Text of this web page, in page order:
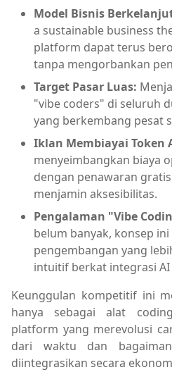
Model Bisnis
a sustainable business
platform dapat terus
tanpa mengorbankan
Target Pasar Luas:
"vibe coders" di seluruh
yang berkembang pesat
Iklan Membiayai Token
menyeimbangkan biaya
dengan penawaran
menjamin aksesibilitas.
Pengalaman "Vibe
belum banyak, konsep
pengembangan yang
intuitif berkat integrasi
Keunggulan kompetitif ini
hanya sebagai alat
platform yang merevolusi
dari waktu dan
diintegrasikan secara